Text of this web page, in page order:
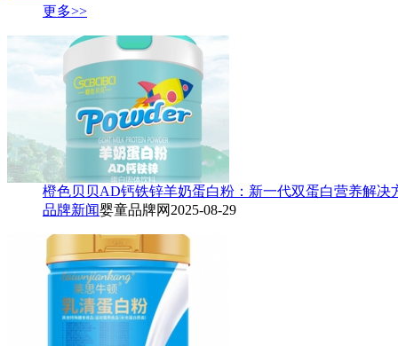
更多>>
橙色贝贝AD钙铁锌羊奶蛋白粉：新一代双蛋白营养解决
品牌新闻婴童品牌网 2025-08-29